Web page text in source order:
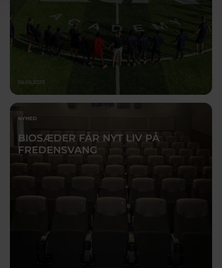
06.05.2025
NYHED
BIOSÆDER FÅR NYT LIV PÅ
FREDENSVANG